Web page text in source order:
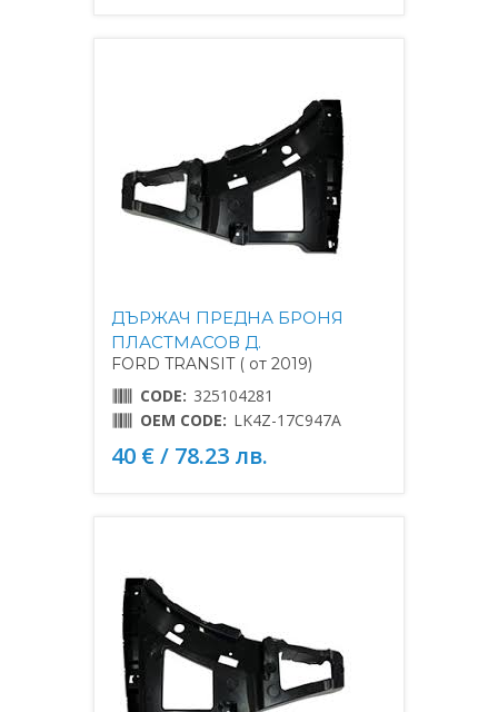
ДЪРЖАЧ ПРЕДНА БРОНЯ
ПЛАСТМАСОВ Д.
FORD TRANSIT ( от 2019)
CODE: 325104281
OEM CODE: LK4Z-17C947A
40 € / 78.23 лв.